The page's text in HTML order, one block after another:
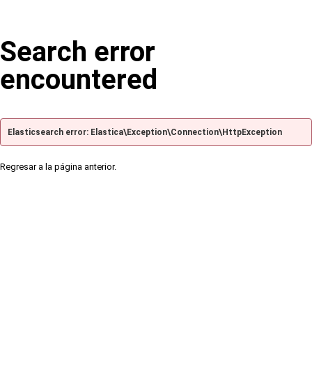
Search error
encountered
Elasticsearch error: Elastica\Exception\Connection\HttpException
Regresar a la página anterior.